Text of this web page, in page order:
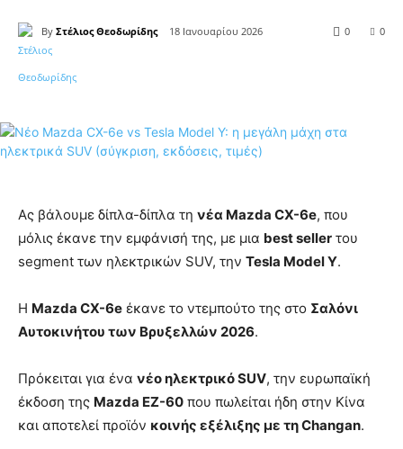
By Στέλιος Θεοδωρίδης 18 Ιανουαρίου 2026 0
0
Ας βάλουμε δίπλα-δίπλα τη νέα Mazda CX-6e, που
μόλις έκανε την εμφάνισή της, με μια best seller του
segment των ηλεκτρικών SUV, την Tesla Model Y.
Η Mazda CX-6e έκανε το ντεμπούτο της στο Σαλόνι
Αυτοκινήτου των Βρυξελλών 2026.
Πρόκειται για ένα νέο ηλεκτρικό SUV, την ευρωπαϊκή
έκδοση της Mazda EZ-60 που πωλείται ήδη στην Κίνα
και αποτελεί προϊόν κοινής εξέλιξης με τη Changan.